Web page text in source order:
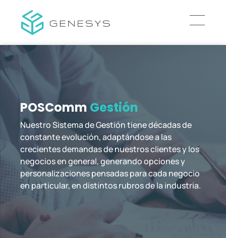
POSComm Gestión
Nuestro Sistema de Gestión tiene décadas de
constante evolución, adaptándose a las
crecientes demandas de nuestros clientes y los
negocios en general, generando opciones y
personalizaciones pensadas para cada negocio
en particular, en distintos rubros de la industria.